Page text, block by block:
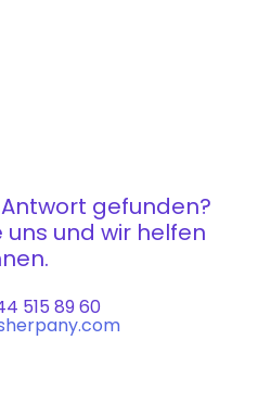
gefunden?
uns und wir helfen
515 89 60